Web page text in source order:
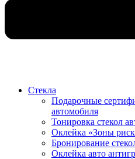
Стекла
Подарочные
автомобиля
Тонировка стекол
Оклейка «Зоны
Бронирование
Оклейка авто